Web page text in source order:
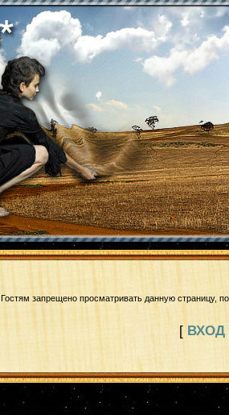
Гостям запрещено просматривать данную страницу,
[ ВХОД